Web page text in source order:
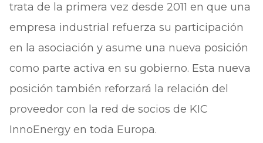
trata de la primera vez desde 2011 en que una
empresa industrial refuerza su participación
en la asociación y asume una nueva posición
como parte activa en su gobierno. Esta nueva
posición también reforzará la relación del
proveedor con la red de socios de KIC
InnoEnergy en toda Europa.